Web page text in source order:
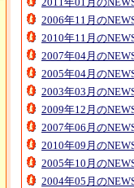
2006年11月の
2010年11月の
2007年04月の
2005年04月の
2003年03月の
2009年12月の
2007年06月の
2010年09月の
2005年10月の
2004年05月の